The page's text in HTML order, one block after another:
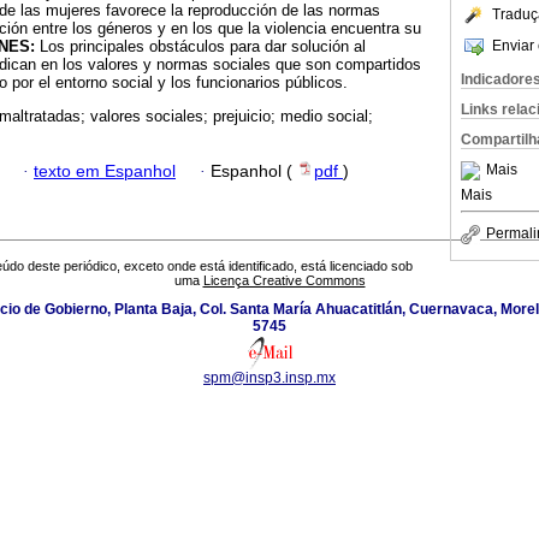
Enviar
Links
Mais
Mais
las mujeres favorece la reproducción de las normas
entre los géneros y en los que la violencia encuentra su
Los principales obstáculos para dar solución al
en los valores y normas sociales que son compartidos
por el entorno social y los funcionarios públicos.
valores sociales; prejuicio; medio social;
· texto em Espanhol · Espanhol ( pdf )
deste periódico, exceto onde está identificado, está licenciado sob
uma Licença Creative Commons
de Gobierno, Planta Baja, Col. Santa María Ahuacatitlán, Cuernavaca,
5745
spm@insp3.insp.mx